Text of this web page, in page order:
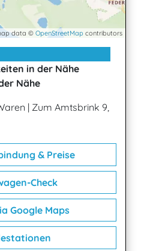
data © OpenStreetMap contributors
in der Nähe
Nähe
| Zum Amtsbrink 9,
& Preise
Check
Google Maps